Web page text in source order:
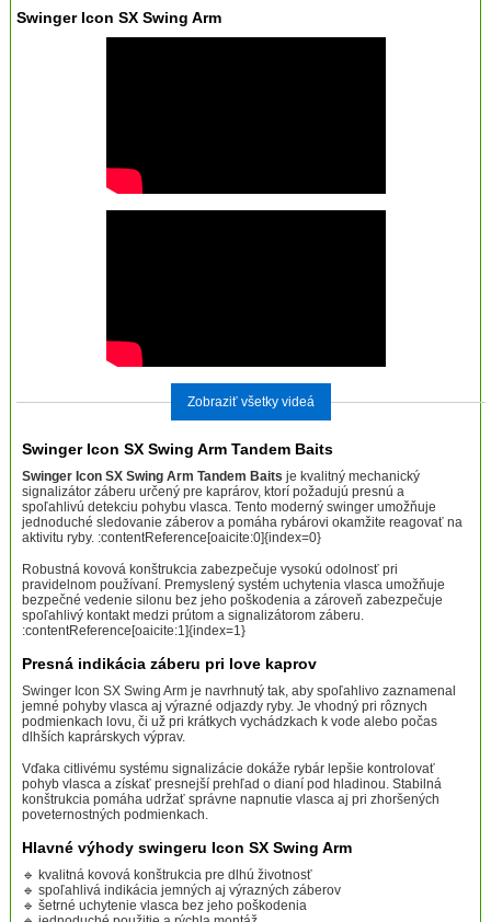
Swinger Icon SX Swing Arm
Zobraziť všetky videá
Swinger Icon SX Swing Arm Tandem Baits
Swinger Icon SX Swing Arm Tandem Baits je kvalitný mechanický
signalizátor záberu určený pre kaprárov, ktorí požadujú presnú a
spoľahlivú detekciu pohybu vlasca. Tento moderný swinger umožňuje
jednoduché sledovanie záberov a pomáha rybárovi okamžite reagovať na
aktivitu ryby. :contentReference[oaicite:0]{index=0}
Robustná kovová konštrukcia zabezpečuje vysokú odolnosť pri
pravidelnom používaní. Premyslený systém uchytenia vlasca umožňuje
bezpečné vedenie silonu bez jeho poškodenia a zároveň zabezpečuje
spoľahlivý kontakt medzi prútom a signalizátorom záberu.
:contentReference[oaicite:1]{index=1}
Presná indikácia záberu pri love kaprov
Swinger Icon SX Swing Arm je navrhnutý tak, aby spoľahlivo zaznamenal
jemné pohyby vlasca aj výrazné odjazdy ryby. Je vhodný pri rôznych
podmienkach lovu, či už pri krátkych vychádzkach k vode alebo počas
dlhších kaprárskych výprav.
Vďaka citlivému systému signalizácie dokáže rybár lepšie kontrolovať
pohyb vlasca a získať presnejší prehľad o dianí pod hladinou. Stabilná
konštrukcia pomáha udržať správne napnutie vlasca aj pri zhoršených
poveternostných podmienkach.
Hlavné výhody swingeru Icon SX Swing Arm
🔹 kvalitná kovová konštrukcia pre dlhú životnosť
🔹 spoľahlivá indikácia jemných aj výrazných záberov
🔹 šetrné uchytenie vlasca bez jeho poškodenia